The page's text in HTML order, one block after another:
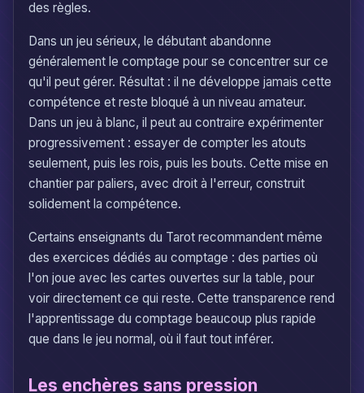
des règles.
Dans un jeu sérieux, le débutant abandonne
généralement le comptage pour se concentrer sur ce
qu'il peut gérer. Résultat : il ne développe jamais cette
compétence et reste bloqué à un niveau amateur.
Dans un jeu à blanc, il peut au contraire expérimenter
progressivement : essayer de compter les atouts
seulement, puis les rois, puis les bouts. Cette mise en
chantier par paliers, avec droit à l'erreur, construit
solidement la compétence.
Certains enseignants du Tarot recommandent même
des exercices dédiés au comptage : des parties où
l'on joue avec les cartes ouvertes sur la table, pour
voir directement ce qui reste. Cette transparence rend
l'apprentissage du comptage beaucoup plus rapide
que dans le jeu normal, où il faut tout inférer.
Les enchères sans pression